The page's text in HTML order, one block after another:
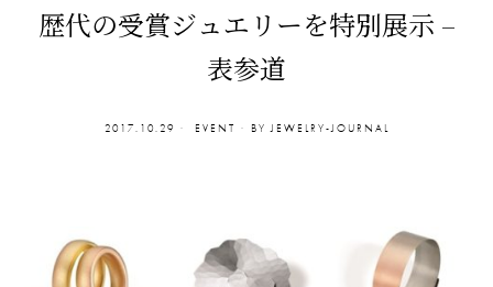
歴代の受賞ジュエリーを特別展示 –
表参道
2017.10.29 EVENT BY JEWELRY-JOURNAL